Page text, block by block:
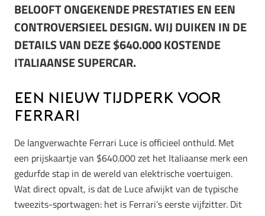
BELOOFT ONGEKENDE PRESTATIES EN EEN
CONTROVERSIEEL DESIGN. WIJ DUIKEN IN DE
DETAILS VAN DEZE $640.000 KOSTENDE
ITALIAANSE SUPERCAR.
Een Nieuw Tijdperk voor
Ferrari
De langverwachte Ferrari Luce is officieel onthuld. Met
een prijskaartje van $640.000 zet het Italiaanse merk een
gedurfde stap in de wereld van elektrische voertuigen.
Wat direct opvalt, is dat de Luce afwijkt van de typische
tweezits-sportwagen: het is Ferrari’s eerste vijfzitter. Dit